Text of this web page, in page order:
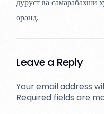
оранд.
Leave a Reply
Your email address
Required fields are